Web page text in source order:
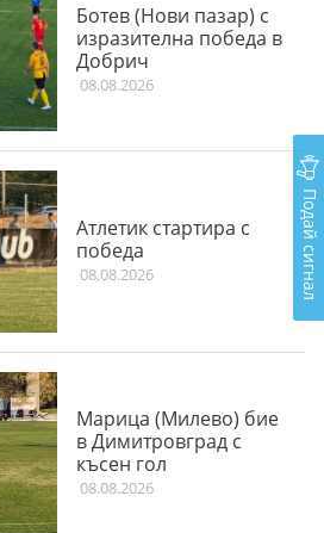
Ботев (Нови пазар) с
изразителна победа в
Добрич
08.08.2026
Атлетик стартира с
победа
08.08.2026
Марица (Милево) бие
в Димитровград с
късен гол
08.08.2026
Подай сигнал